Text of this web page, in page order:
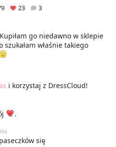
30.11.2016 09:12
23 3
go niedawno w sklepie
szukałam właśnie takiego
i korzystaj z DressCloud!
.
się